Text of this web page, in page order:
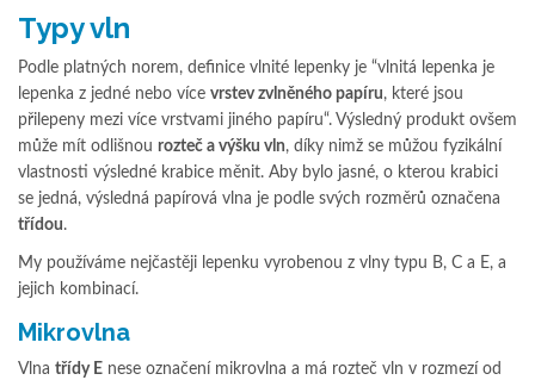
Typy vln
Podle platných norem, definice vlnité lepenky je “vlnitá lepenka je
lepenka z jedné nebo více vrstev zvlněného papíru, které jsou
přilepeny mezi více vrstvami jiného papíru“. Výsledný produkt ovšem
může mít odlišnou rozteč a výšku vln, díky nimž se můžou fyzikální
vlastnosti výsledné krabice měnit. Aby bylo jasné, o kterou krabici
se jedná, výsledná papírová vlna je podle svých rozměrů označena
třídou.
My používáme nejčastěji lepenku vyrobenou z vlny typu B, C a E, a
jejich kombinací.
Mikrovlna
Vlna třídy E nese označení mikrovlna a má rozteč vln v rozmezí od